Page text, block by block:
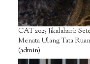
CAT 2025 Jikalahari:
Menata Ulang Tata
(admin)